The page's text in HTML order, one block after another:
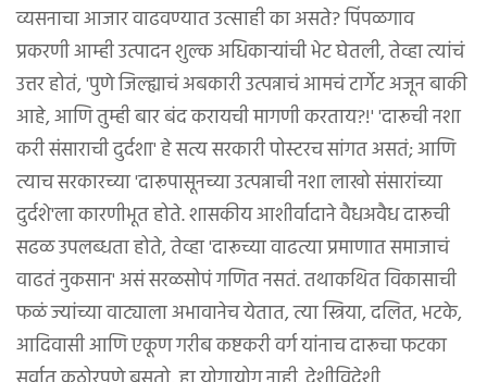
व्यसनाचा आजार वाढवण्यात उत्साही का असते? पिंपळगाव
प्रकरणी आम्ही उत्पादन शुल्क अधिकाऱ्यांची भेट घेतली, तेव्हा त्यांचं
उत्तर होतं, 'पुणे जिल्ह्याचं अबकारी उत्पन्नाचं आमचं टार्गेट अजून बाकी
आहे, आणि तुम्ही बार बंद करायची मागणी करताय?!' 'दारूची नशा
करी संसाराची दुर्दशा' हे सत्य सरकारी पोस्टरच सांगत असतं; आणि
त्याच सरकारच्या 'दारूपासूनच्या उत्पन्नाची नशा लाखो संसारांच्या
दुर्दशे'ला कारणीभूत होते. शासकीय आशीर्वादाने वैधअवैध दारूची
सढळ उपलब्धता होते, तेव्हा 'दारूच्या वाढत्या प्रमाणात समाजाचं
वाढतं नुकसान' असं सरळसोपं गणित नसतं. तथाकथित विकासाची
फळं ज्यांच्या वाट्याला अभावानेच येतात, त्या स्त्रिया, दलित, भटके,
आदिवासी आणि एकूण गरीब कष्टकरी वर्ग यांनाच दारूचा फटका